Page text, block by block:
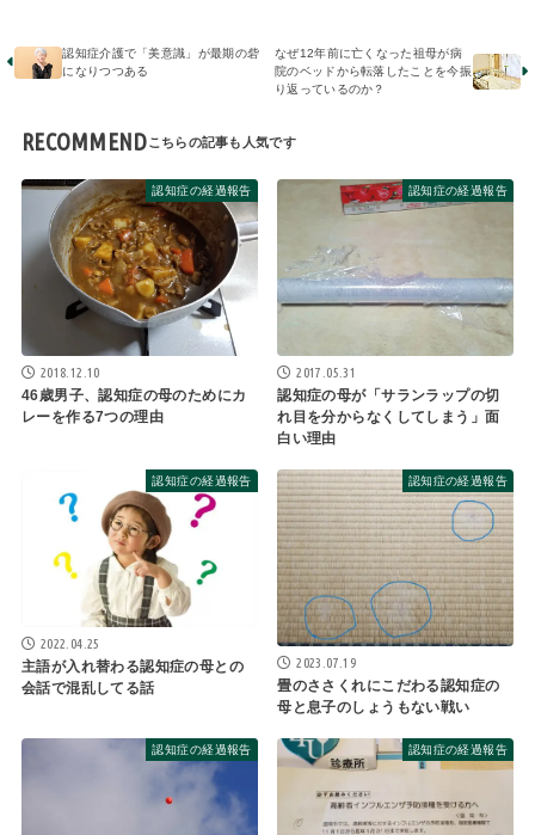
認知症介護で「美意識」が最期の砦
になりつつある
なぜ12年前に亡くなった祖母が病
院のベッドから転落したことを今振
り返っているのか？
RECOMMEND
認知症の経過報告
2018.12.10
46歳男子、認知症の母のためにカ
レーを作る7つの理由
認知症の経過報告
2017.05.31
認知症の母が「サランラップの切
れ目を分からなくしてしまう」面
白い理由
認知症の経過報告
2022.04.25
主語が入れ替わる認知症の母との
会話で混乱してる話
認知症の経過報告
2023.07.19
畳のささくれにこだわる認知症の
母と息子のしょうもない戦い
認知症の経過報告 認知症の経過報告